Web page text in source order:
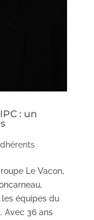
: un
Le Vacon,
les équipes du
Avec 36 ans